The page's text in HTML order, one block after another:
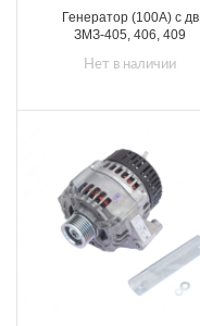
Генератор (100А) с дв
ЗМЗ-405, 406, 409
Нет в наличии